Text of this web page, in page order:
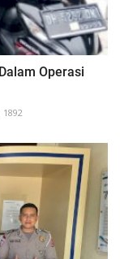
Operasi
1892